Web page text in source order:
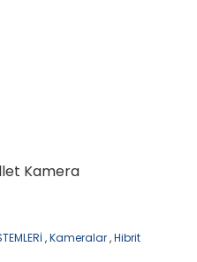
Kamera
,Kameralar,Hibrit